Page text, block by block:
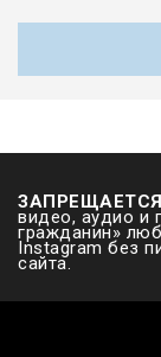
видео, аудио и
гражданин»
Instagram без
сайта.